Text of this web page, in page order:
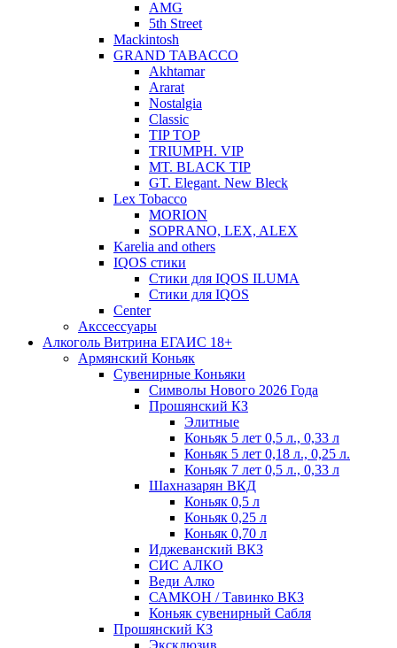
AMG
5th Street
Mackintosh
GRAND TABACCO
Akhtamar
Ararat
Nostalgia
Classic
TIP TOP
TRIUMPH. VIP
MT. BLACK TIP
GT. Elegant. New Bleck
Lex Tobacco
MORION
SOPRANO, LEX, ALEX
Karelia and others
IQOS стики
Стики для IQOS ILUMA
Стики для IQOS
Сenter
Акссессуары
Алкоголь Витрина ЕГАИС 18+
Армянский Коньяк
Сувенирные Коньяки
Символы Нового 2026 Года
Прошянский КЗ
Элитные
Коньяк 5 лет 0,5 л., 0,33 л
Коньяк 5 лет 0,18 л., 0,25 л.
Коньяк 7 лет 0,5 л., 0,33 л
Шахназарян ВКД
Коньяк 0,5 л
Коньяк 0,25 л
Коньяк 0,70 л
Иджеванский ВКЗ
СИС АЛКО
Веди Алко
САМКОН / Тавинко ВКЗ
Коньяк сувенирный Сабля
Прошянский КЗ
Эксклюзив